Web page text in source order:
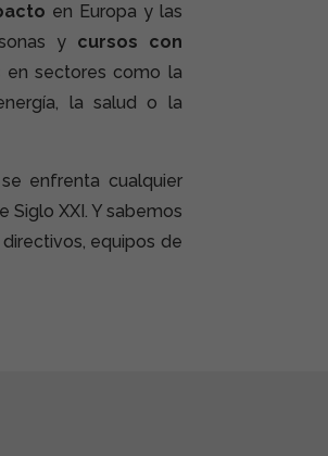
en Europa y las
y cursos con
en sectores como la
la salud o la
enfrenta cualquier
XXI. Y sabemos
equipos de